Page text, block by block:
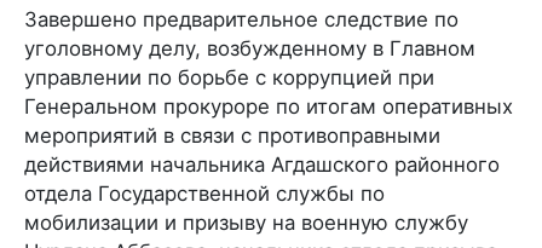
Завершено предварительное следствие по
уголовному делу, возбужденному в Главном
управлении по борьбе с коррупцией при
Генеральном прокуроре по итогам оперативных
мероприятий в связи с противоправными
действиями начальника Агдашского районного
отдела Государственной службы по
мобилизации и призыву на военную службу